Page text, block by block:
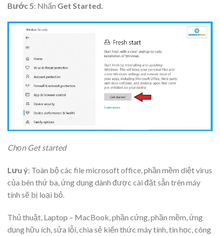
Bước 5: Nhấn Get Started.
Chọn Get started
Lưu ý: Toàn bộ các file microsoft office, phần mềm diệt virus
của bên thứ ba, ứng dụng dành được cài đặt sẵn trên máy
tính sẽ bị loại bỏ.
Thủ thuật, Laptop – MacBook, phần cứng, phần mềm, ứng
dụng hữu ích, sửa lỗi, chia sẻ kiến thức máy tính, tin học, công